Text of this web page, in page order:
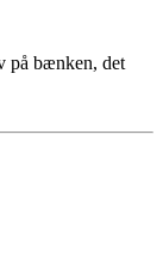
på bænken, det